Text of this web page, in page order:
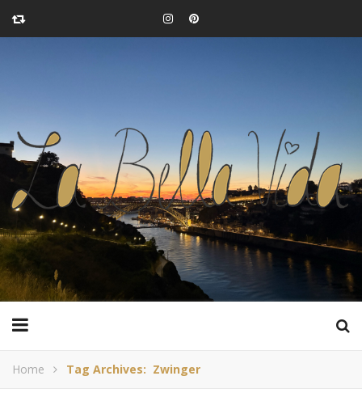
Home Tag Archives: Zwinger